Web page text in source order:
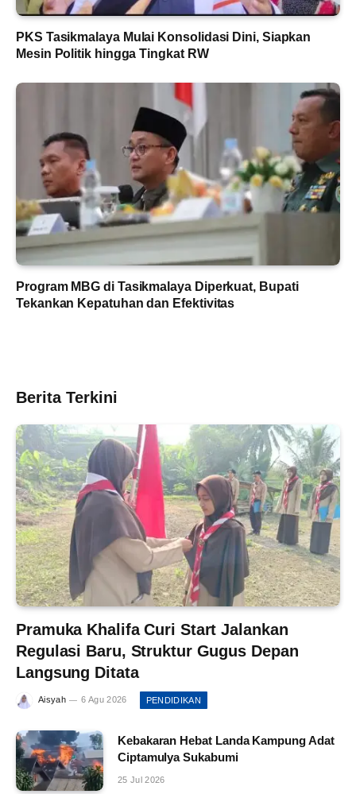
PKS Tasikmalaya Mulai Konsolidasi Dini, Siapkan
Mesin Politik hingga Tingkat RW
Program MBG di Tasikmalaya Diperkuat, Bupati
Tekankan Kepatuhan dan Efektivitas
Berita Terkini
Pramuka Khalifa Curi Start Jalankan
Regulasi Baru, Struktur Gugus Depan
Langsung Ditata
Aisyah 6 Agu 2026 PENDIDIKAN
Kebakaran Hebat Landa Kampung Adat
Ciptamulya Sukabumi
25 Jul 2026